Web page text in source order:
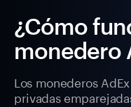
¿Cómo
monedero
Los monederos
privadas